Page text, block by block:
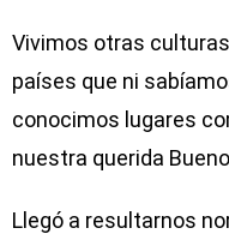
Vivimos otras
países que ni
conocimos lugares
nuestra querida
Llegó a resultarnos